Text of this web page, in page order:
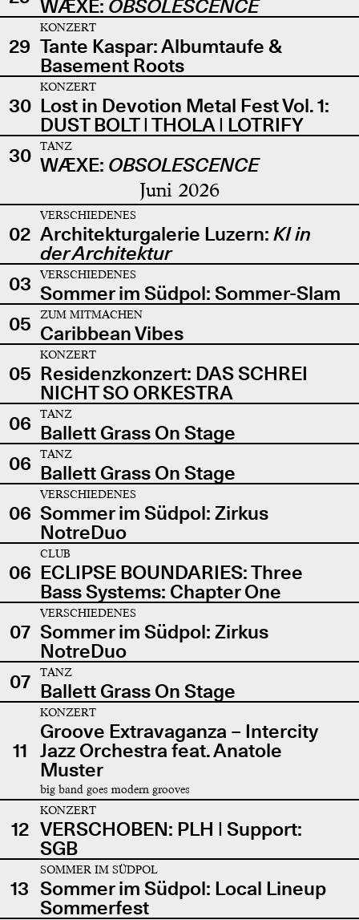
WÆXE: OBSOLESCENCE
29
KONZERT
Tante Kaspar: Albumtaufe &
Basement Roots
30
KONZERT
Lost in Devotion Metal Fest Vol. 1:
DUST BOLT | THOLA | LOTRIFY
30
TANZ
WÆXE: OBSOLESCENCE
Juni 2026
02
VERSCHIEDENES
Architekturgalerie Luzern: KI in
der Architektur
03
VERSCHIEDENES
Sommer im Südpol: Sommer-Slam
05
ZUM MITMACHEN
Caribbean Vibes
05
KONZERT
Residenzkonzert: DAS SCHREI
NICHT SO ORKESTRA
06
TANZ
Ballett Grass On Stage
06
TANZ
Ballett Grass On Stage
06
VERSCHIEDENES
Sommer im Südpol: Zirkus
NotreDuo
06
CLUB
ECLIPSE BOUNDARIES: Three
Bass Systems: Chapter One
07
VERSCHIEDENES
Sommer im Südpol: Zirkus
NotreDuo
07
TANZ
Ballett Grass On Stage
11
KONZERT
Groove Extravaganza – Intercity
Jazz Orchestra feat. Anatole
Muster
big band goes modern grooves
12
KONZERT
VERSCHOBEN: PLH | Support:
SGB
13
SOMMER IM SÜDPOL
Sommer im Südpol: Local Lineup
Sommerfest